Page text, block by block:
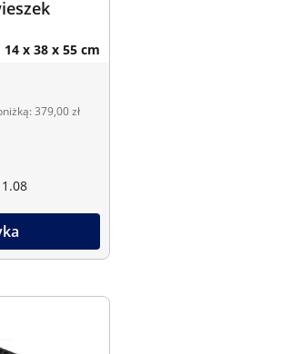
14 x 38 x 55 cm
379,00 zł